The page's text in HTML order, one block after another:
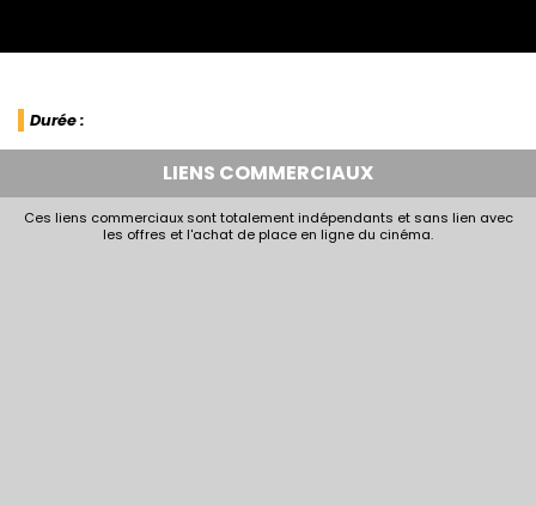
Durée :
LIENS COMMERCIAUX
Ces liens commerciaux sont totalement indépendants et sans lien avec
les offres et l'achat de place en ligne du cinéma.